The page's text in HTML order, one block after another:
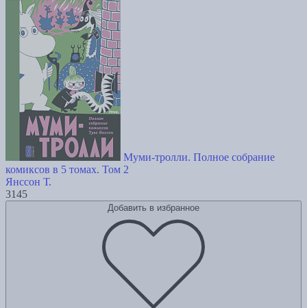
Муми-тролли. Полное собрание
комиксов в 5 томах. Том 2
Янссон Т.
3145
Добавить в избранное